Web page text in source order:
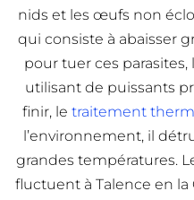
nids et les œufs non
qui consiste à abaisser
pour tuer ces parasites,
utilisant de puissants
finir, le traitement
l’environnement, il
grandes températures.
fluctuent à Talence en la